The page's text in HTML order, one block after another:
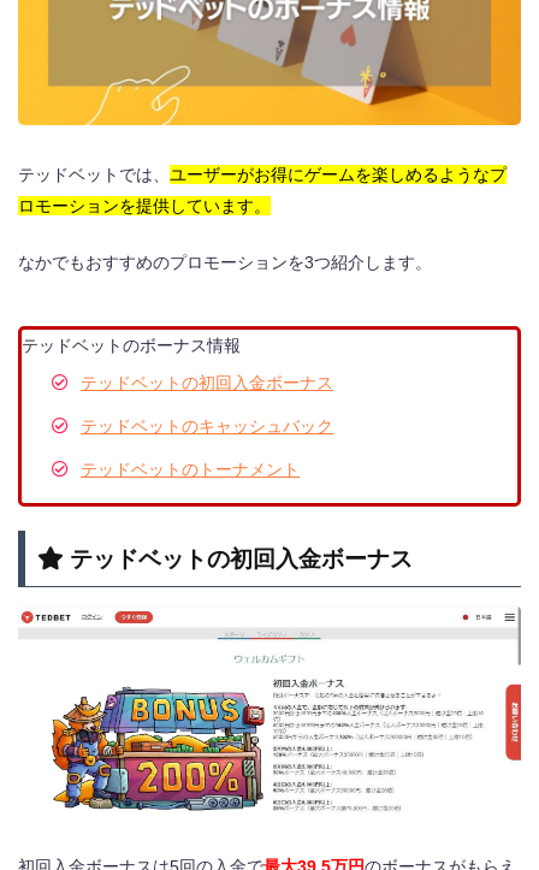
テッドベットでは、 ユーザーがお得にゲームを楽しめるようなプ
ロモーションを提供しています。
なかでもおすすめのプロモーションを3つ紹介します。
テッドベットのボーナス情報
テッドベットの初回入金ボーナス
テッドベットのキャッシュバック
テッドベットのトーナメント
テッドベットの初回入金ボーナス